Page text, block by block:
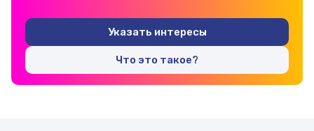
Указать интересы
Что это такое?